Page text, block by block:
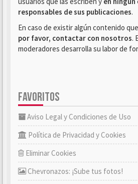
responsables de sus publicaciones.
En caso de existir algún contenido
por favor, contactar con nosotros.
moderadores desarrolla su labor de
FAVORITOS
Aviso Legal y Condiciones de Uso
Política de Privacidad y Cookies
Eliminar Cookies
Chevronazos: ¡Sube tus fotos!